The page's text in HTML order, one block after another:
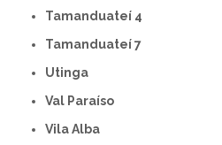
Tamanduateí 4
Tamanduateí 7
Utinga
Val Paraíso
Vila Alba